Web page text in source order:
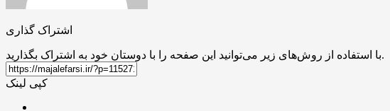
اشتراک گذاری
با استفاده از روش‌های زیر می‌توانید این صفحه را با دوستان خود به اشتراک بگذارید.
کپی لینک